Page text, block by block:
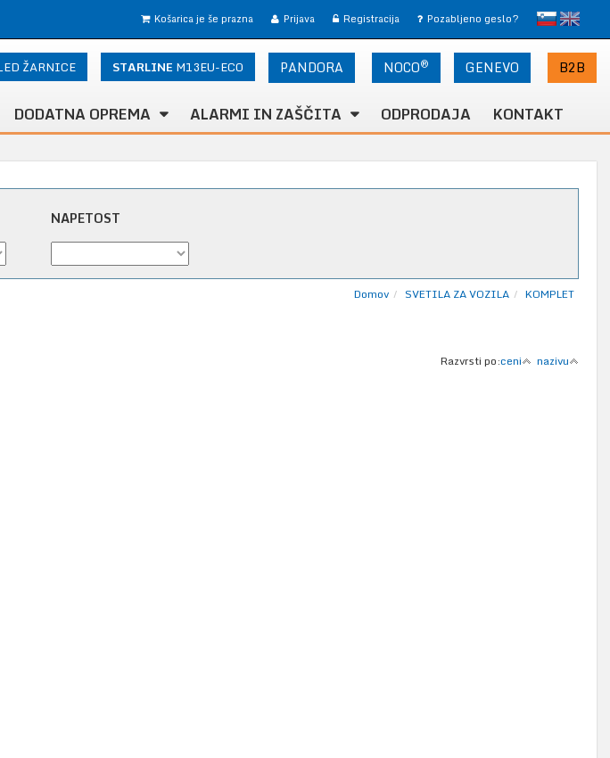
slovensko
English
Prijava Registracija Pozabljeno geslo?
Košarica je še prazna
PANDORA NOCO® GENEVO B2B
STARLINE M13EU-ECO
ŽARNICE
DODATNA OPREMA ALARMI IN ZAŠČITA ODPRODAJA KONTAKT
NAPETOST
Domov SVETILA ZA VOZILA KOMPLET
Razvrsti po:ceni nazivu